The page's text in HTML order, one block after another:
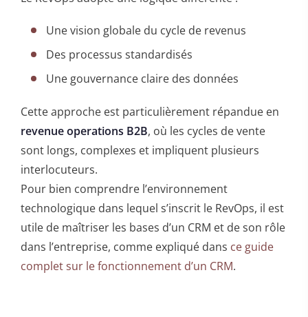
Une vision globale du cycle de revenus
Des processus standardisés
Une gouvernance claire des données
Cette approche est particulièrement répandue en
revenue operations B2B, où les cycles de vente
sont longs, complexes et impliquent plusieurs
interlocuteurs.
Pour bien comprendre l’environnement
technologique dans lequel s’inscrit le RevOps, il est
utile de maîtriser les bases d’un CRM et de son rôle
dans l’entreprise, comme expliqué dans ce guide
complet sur le fonctionnement d’un CRM.